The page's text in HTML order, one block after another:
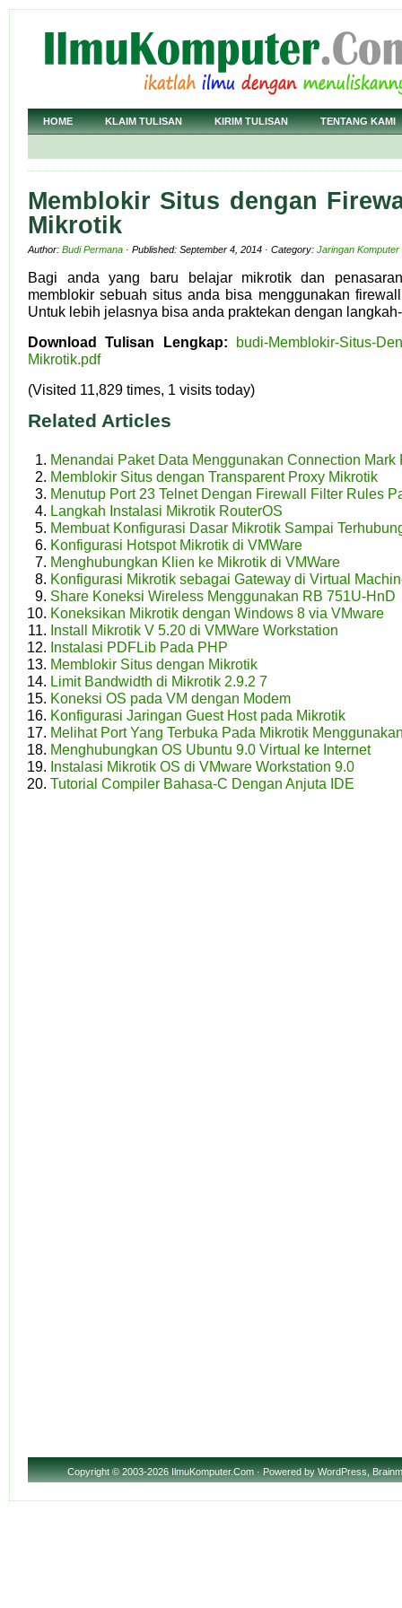
HOME KLAIM TULISAN KIRIM TULISAN TENTANG KAMI
Memblokir Situs dengan
Mikrotik
Author: Budi Permana · Published: September 4, 2014 · Category: Jaringan Komputer
Bagi anda yang baru belajar mikrotik dan
memblokir sebuah situs anda bisa menggunakan
Untuk lebih jelasnya bisa anda praktekan dengan
Download Tulisan Lengkap:
budi-Memblokir-Situs-
Mikrotik.pdf
(Visited 11,829 times, 1 visits today)
Related Articles
Menandai Paket Data Menggunakan Connection Mark
Memblokir Situs dengan Transparent Proxy Mikrotik
Menutup Port 23 Telnet Dengan Firewall Filter Rules
Langkah Instalasi Mikrotik RouterOS
Membuat Konfigurasi Dasar Mikrotik Sampai
Konfigurasi Hotspot Mikrotik di VMWare
Menghubungkan Klien ke Mikrotik di VMWare
Konfigurasi Mikrotik sebagai Gateway di Virtual
Share Koneksi Wireless Menggunakan RB 751U-HnD
Koneksikan Mikrotik dengan Windows 8 via VMware
Install Mikrotik V 5.20 di VMWare Workstation
Instalasi PDFLib Pada PHP
Memblokir Situs dengan Mikrotik
Limit Bandwidth di Mikrotik 2.9.2 7
Koneksi OS pada VM dengan Modem
Konfigurasi Jaringan Guest Host pada Mikrotik
Melihat Port Yang Terbuka Pada Mikrotik
Menghubungkan OS Ubuntu 9.0 Virtual ke Internet
Instalasi Mikrotik OS di VMware Workstation 9.0
Tutorial Compiler Bahasa-C Dengan Anjuta IDE
Copyright© 2003-2026 IlmuKomputer.Com · Powered byWordPress,